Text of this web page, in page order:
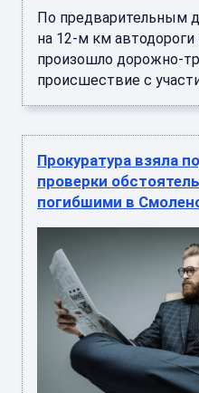
По предварительным
на 12-м км автодороги
произошло дорожно-
происшествие с
Прокуратура взяла
проверки
погибшими в